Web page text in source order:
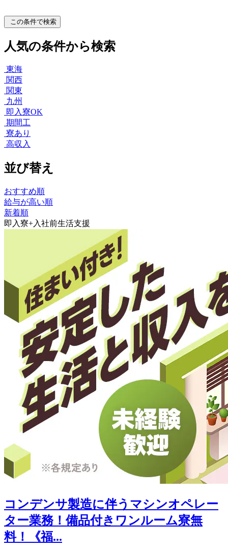
この条件で検索
人気の条件から検索
東海
関西
関東
九州
即入寮OK
期間工
寮あり
高収入
並び替え
おすすめ順
給与が高い順
新着順
即入寮+入社前生活支援
コンデンサ製造に伴うマシンオペレー
ター業務！備品付きワンルーム寮無
料！《福...